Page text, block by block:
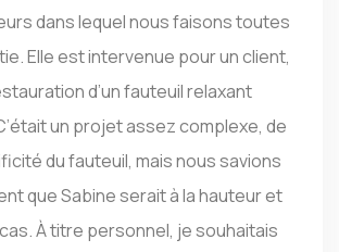
dans lequel nous faisons toutes
Elle est intervenue pour un client,
d’un fauteuil relaxant
un projet assez complexe, de
du fauteuil, mais nous savions
que Sabine serait à la hauteur et
À titre personnel, je souhaitais